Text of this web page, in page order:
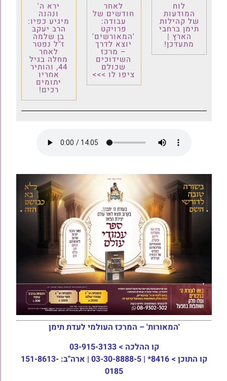
לוח
המודעות
של קהילות
תימן ברחבי
הארץ |
מתעדכן!
לאחר
חודשים של
עבודה:
פרויקט
'המאורשים'
יוצא לדרך
– מרכז
השידוכים
שכולם
ציפו לו >>>
ירא ה'
ונהנה
מיגיע כפיו:
הרב יעקב
בן שלמה
ז"ל נפטר
לאחר
מחלה בגיל
44, והותיר
אחריו
יתומים
רכים!
'המאורות' – המרכז העולמי לעדת תימן
קו ההלכה > 03-915-3133
קו התוכן >
8416* | 03-30-8888-5 | ארה"ב: 151-8613-
0185